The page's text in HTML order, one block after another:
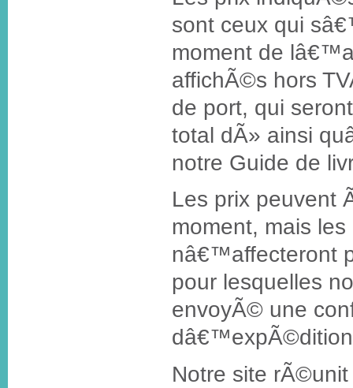
sont ceux qui
moment de
affichÃ©s hors
de port, qui
total dÃ» ainsi
notre Guide de
Les prix peuvent
moment, mais
nâ€™affecteront
pour lesquelles
envoyÃ© une
Notre site